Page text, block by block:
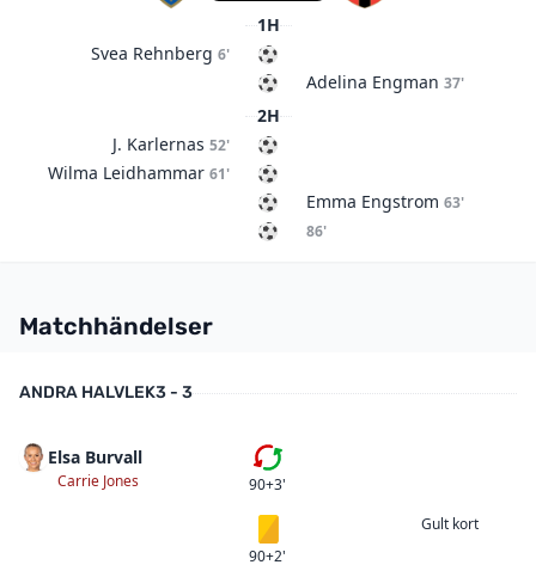
1H
Svea Rehnberg 6'
Adelina Engman 37'
2H
J. Karlernas 52'
Wilma Leidhammar 61'
Emma Engstrom 63'
86'
Matchhändelser
ANDRA HALVLEK3 - 3
Elsa Burvall
Carrie Jones
Fjärde bytet
90+3'
Gult kort
90+2'
Gult kort